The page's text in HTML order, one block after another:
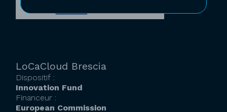
LoCaCloud Brescia
Dispositif :
Innovation Fund
Financeur :
European Commission